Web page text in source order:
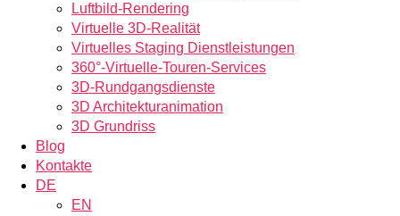
Luftbild-Rendering
Virtuelle 3D-Realität
Virtuelles Staging Dienstleistungen
360°-Virtuelle-Touren-Services
3D-Rundgangsdienste
3D Architekturanimation
3D Grundriss
Blog
Kontakte
DE
EN